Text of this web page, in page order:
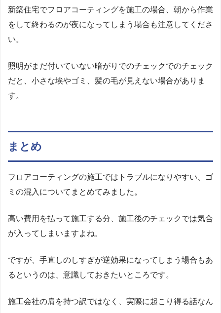
新築住宅でフロアコーティングを施工の場合、朝から作業
をして終わるのが夜になってしまう場合も注意してくださ
い。
照明がまだ付いていない暗がりでのチェックでのチェック
だと、小さな埃やゴミ、髪の毛が見えない場合がありま
す。
まとめ
フロアコーティングの施工ではトラブルになりやすい、ゴ
ミの混入についてまとめてみました。
高い費用を払って施工する分、施工後のチェックでは気合
が入ってしまいますよね。
ですが、手直しのしすぎが逆効果になってしまう場合もあ
るというのは、意識しておきたいところです。
施工会社の肩を持つ訳ではなく、実際に起こり得る話なん